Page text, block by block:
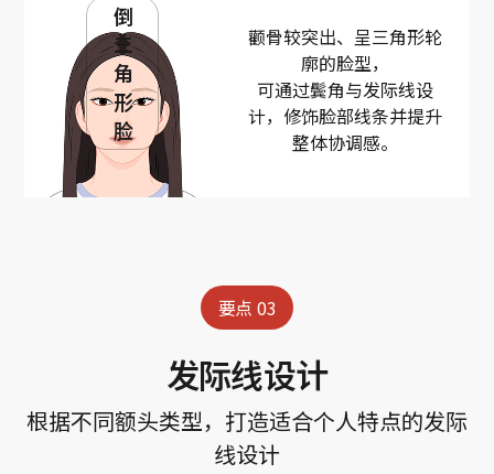
倒
三
角
形
脸
颧骨较突出、呈三角形轮
廓的脸型，
可通过鬓角与发际线设
计，修饰脸部线条并提升
整体协调感。
要点 03
发际线设计
根据不同额头类型，打造适合个人特点的发际
线设计